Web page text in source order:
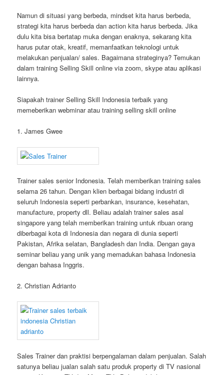
Namun di situasi yang berbeda, mindset kita harus berbeda,
strategi kita harus berbeda dan action kita harus berbeda. Jika
dulu kita bisa bertatap muka dengan enaknya, sekarang kita
harus putar otak, kreatif, memanfaatkan teknologi untuk
melakukan penjualan/ sales. Bagaimana strateginya? Temukan
dalam training Selling Skill online via zoom, skype atau aplikasi
lainnya.
Siapakah trainer Selling Skill Indonesia terbaik yang
memeberikan webminar atau training selling skill online
1. James Gwee
Trainer sales senior Indonesia. Telah memberikan training sales
selama 26 tahun. Dengan klien berbagai bidang industri di
seluruh Indonesia seperti perbankan, insurance, kesehatan,
manufacture, property dll. Beliau adalah trainer sales asal
singapore yang telah memberikan training untuk ribuan orang
diberbagai kota di Indonesia dan negara di dunia seperti
Pakistan, Afrika selatan, Bangladesh dan India. Dengan gaya
seminar beliau yang unik yang memadukan bahasa Indonesia
dengan bahasa Inggris.
2. Christian Adrianto
Sales Trainer dan praktisi berpengalaman dalam penjualan. Salah
satunya beliau jualan salah satu produk property di TV nasional